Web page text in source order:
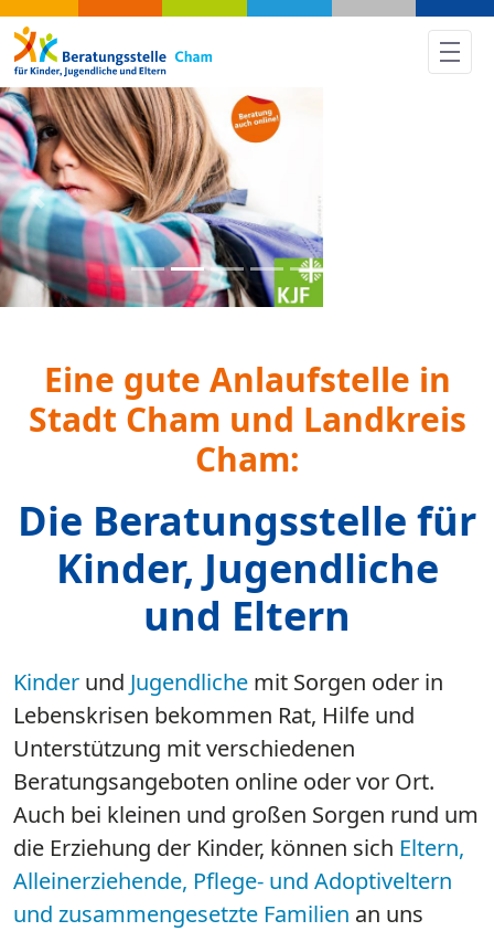
Home - Cham
Previous
Eine gute Anlaufstelle in
Stadt Cham und Landkreis
Cham:
Die Beratungsstelle für
Kinder, Jugendliche
und Eltern
Kinder und Jugendliche mit Sorgen oder in
Lebenskrisen bekommen Rat, Hilfe und
Unterstützung mit verschiedenen
Beratungsangeboten online oder vor Ort.
Auch bei kleinen und großen Sorgen rund um
die Erziehung der Kinder, können sich Eltern,
Alleinerziehende, Pflege- und Adoptiveltern
und zusammengesetzte Familien​​​​​​​ an uns